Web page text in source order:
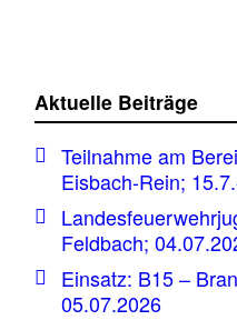
Aktuelle Beiträge
Teilnahme am
Eisbach-Rein;
Feldbach;
Einsatz: B15 –
05.07.2026